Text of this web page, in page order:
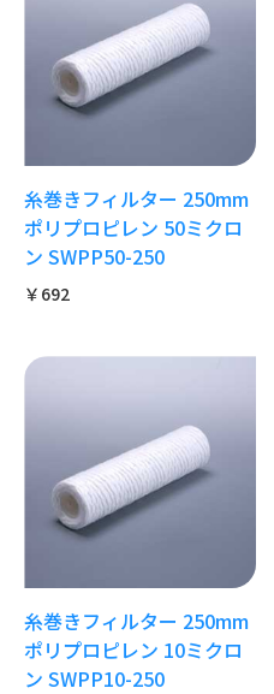
糸巻きフィルター 250mm
ポリプロピレン 50ミクロ
ン SWPP50-250
￥692
糸巻きフィルター 250mm
ポリプロピレン 10ミクロ
ン SWPP10-250